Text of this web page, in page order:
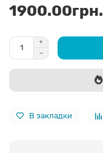
1900.00грн.
В закладки